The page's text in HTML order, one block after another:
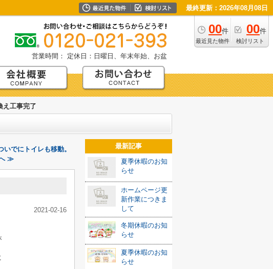
最終更新：2026年08月08日
00件
最近見た物件
00件
検討リスト
営業時間： 定休日：日曜日、年末年始、お盆
え工事完了
でにトイレも移動。
≫
2021-02-16
最新記事
夏季休暇のお知
らせ
ホームページ更
新作業につきま
して
冬期休暇のお知
らせ
夏季休暇のお知
らせ